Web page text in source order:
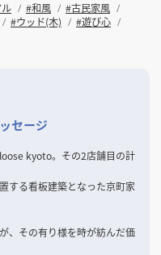
#和風
#古民家風
#ウッド(木)
#遊び心
セージ
kyoto。その2店舗目の計
する看板建築となった京町家
、その有り様を時が紡んだ価